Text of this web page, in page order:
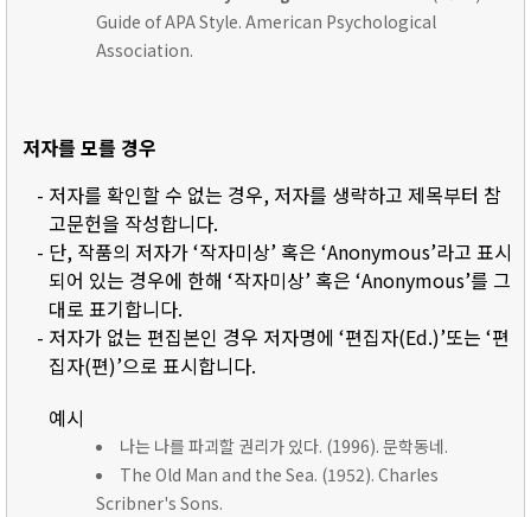
Guide of APA Style. American Psychological
Association.
저자를 모를 경우
- 저자를 확인할 수 없는 경우, 저자를 생략하고 제목부터 참
고문헌을 작성합니다.
- 단, 작품의 저자가 ‘작자미상’ 혹은 ‘Anonymous’라고 표시
되어 있는 경우에 한해 ‘작자미상’ 혹은 ‘Anonymous’를 그
대로 표기합니다.
- 저자가 없는 편집본인 경우 저자명에 ‘편집자(Ed.)’또는 ‘편
집자(편)’으로 표시합니다.
예시
나는 나를 파괴할 권리가 있다. (1996). 문학동네.
The Old Man and the Sea. (1952). Charles
Scribner's Sons.